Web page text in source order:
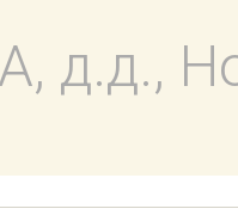
д.д.,